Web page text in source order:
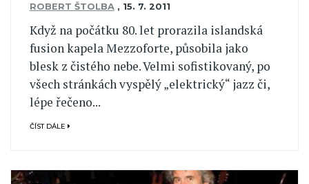
ROBERT ŠTOLBA , 15. 7. 2011
Když na počátku 80. let prorazila islandská
fusion kapela Mezzoforte, působila jako
blesk z čistého nebe. Velmi sofistikovaný, po
všech stránkách vyspělý „elektrický“ jazz či,
lépe řečeno...
ČÍST DÁLE